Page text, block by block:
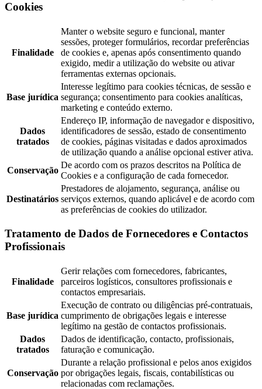
Cookies
Finalidade
Manter o website seguro e funcional, manter
sessões, proteger formulários, recordar preferências
de cookies e, apenas após consentimento quando
exigido, medir a utilização do website ou ativar
ferramentas externas opcionais.
Base jurídica
Interesse legítimo para cookies técnicas, de sessão e
segurança; consentimento para cookies analíticas,
marketing e conteúdo externo.
Dados
tratados
Endereço IP, informação de navegador e dispositivo,
identificadores de sessão, estado de consentimento
de cookies, páginas visitadas e dados aproximados
de utilização quando a análise opcional estiver ativa.
Conservação
De acordo com os prazos descritos na Política de
Cookies e a configuração de cada fornecedor.
Destinatários
Prestadores de alojamento, segurança, análise ou
serviços externos, quando aplicável e de acordo com
as preferências de cookies do utilizador.
Tratamento de Dados de Fornecedores e Contactos
Profissionais
Finalidade
Gerir relações com fornecedores, fabricantes,
parceiros logísticos, consultores profissionais e
contactos empresariais.
Base jurídica
Execução de contrato ou diligências pré-contratuais,
cumprimento de obrigações legais e interesse
legítimo na gestão de contactos profissionais.
Dados
tratados
Dados de identificação, contacto, profissionais,
faturação e comunicação.
Conservação
Durante a relação profissional e pelos anos exigidos
por obrigações legais, fiscais, contabilísticas ou
relacionadas com reclamações.